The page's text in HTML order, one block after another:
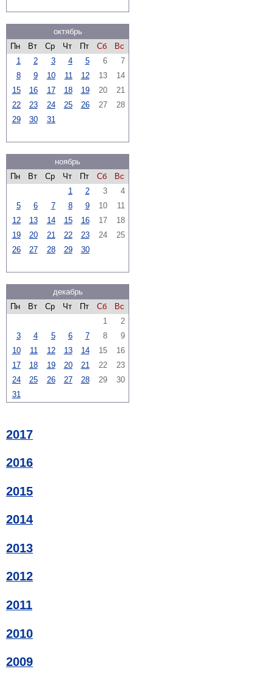
октябрь
Пн
Вт Ср Чт Пт Сб
Вс
1
2 3 4 5 6
7
8
9 10 11 12 13
14
15
16 17 18 19 20
21
22
23 24 25 26 27
28
29
30 31
ноябрь
Пн
Вт Ср Чт Пт Сб
Вс
1
2 3
4
5
6 7 8 9 10
11
12
13 14 15 16 17
18
19
20 21 22 23 24
25
26
27 28 29 30
декабрь
Пн
Вт Ср Чт Пт Сб
Вс
1
2
3
4 5 6 7 8
9
10
11 12 13 14 15
16
17
18 19 20 21 22
23
24
25 26 27 28 29
30
31
2017
2016
2015
2014
2013
2012
2011
2010
2009